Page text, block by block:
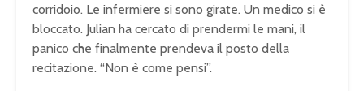
corridoio. Le infermiere si sono girate. Un medico si è
bloccato. Julian ha cercato di prendermi le mani, il
panico che finalmente prendeva il posto della
recitazione. “Non è come pensi”.